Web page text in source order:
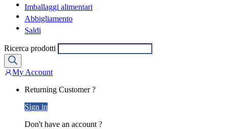
Imballaggi alimentari
Abbigliamento
Saldi
Ricerca prodotti
My Account
Returning Customer ?
Sign in
Don't have an account ?